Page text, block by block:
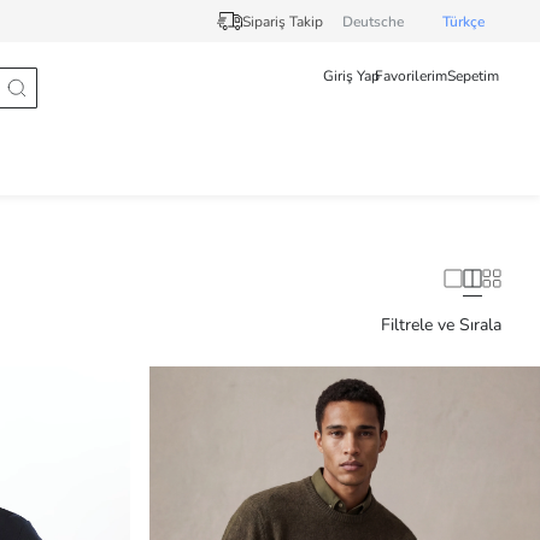
Sipariş Takip Deutsche Türkçe
Giriş YapFavorilerimSepetim
Filtrele ve Sırala